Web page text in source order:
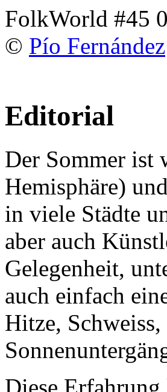
FolkWorld #45
© Pío Fernández
Editorial
Der Sommer ist
Hemisphäre)
in viele Städte
aber auch
Gelegenheit,
auch einfach
Hitze,
Diese Erfahrung